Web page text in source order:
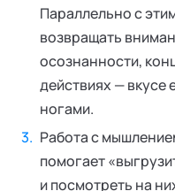
Параллельно с
возвращать
осознанности,
действиях —
ногами.
Работа с
помогает
и посмотреть на